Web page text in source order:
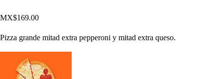
MX$169.00
Pizza grande mitad extra pepperoni y mitad extra queso.